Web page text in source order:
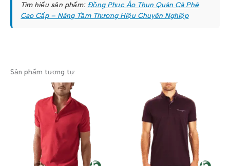
Tìm hiểu sản phẩm: Đồng Phục Áo Thun Quán Cà Phê
Cao Cấp – Nâng Tầm Thương Hiệu Chuyên Nghiệp
Sản phẩm tương tự